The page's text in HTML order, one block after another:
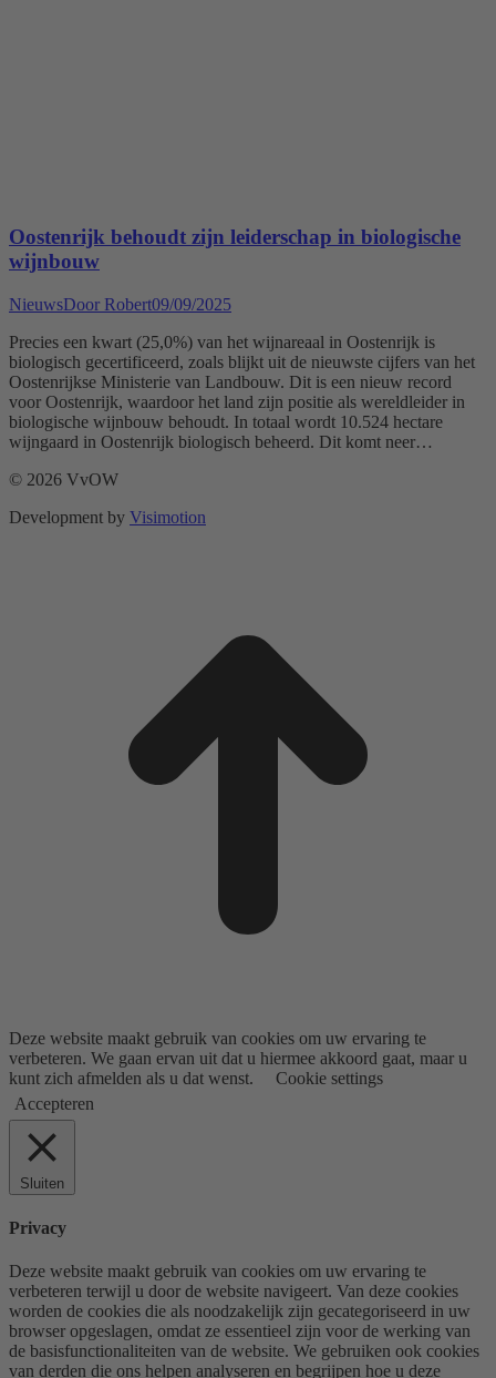
Oostenrijk behoudt zijn leiderschap in biologische
wijnbouw
NieuwsDoor Robert09/09/2025
Precies een kwart (25,0%) van het wijnareaal in Oostenrijk is
biologisch gecertificeerd, zoals blijkt uit de nieuwste cijfers van het
Oostenrijkse Ministerie van Landbouw. Dit is een nieuw record
voor Oostenrijk, waardoor het land zijn positie als wereldleider in
biologische wijnbouw behoudt. In totaal wordt 10.524 hectare
wijngaard in Oostenrijk biologisch beheerd. Dit komt neer…
© 2026 VvOW
Development by Visimotion
Deze website maakt gebruik van cookies om uw ervaring te
verbeteren. We gaan ervan uit dat u hiermee akkoord gaat, maar u
kunt zich afmelden als u dat wenst.
Cookie settings
Accepteren
Sluiten
Privacy
Deze website maakt gebruik van cookies om uw ervaring te
verbeteren terwijl u door de website navigeert. Van deze cookies
worden de cookies die als noodzakelijk zijn gecategoriseerd in uw
browser opgeslagen, omdat ze essentieel zijn voor de werking van
de basisfunctionaliteiten van de website. We gebruiken ook cookies
van derden die ons helpen analyseren en begrijpen hoe u deze